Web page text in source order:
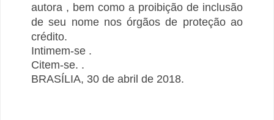
autora , bem como a proibição de inclusão
de seu nome nos órgãos de proteção ao
crédito.
Intimem-se .
Citem-se. .
BRASÍLIA, 30 de abril de 2018.